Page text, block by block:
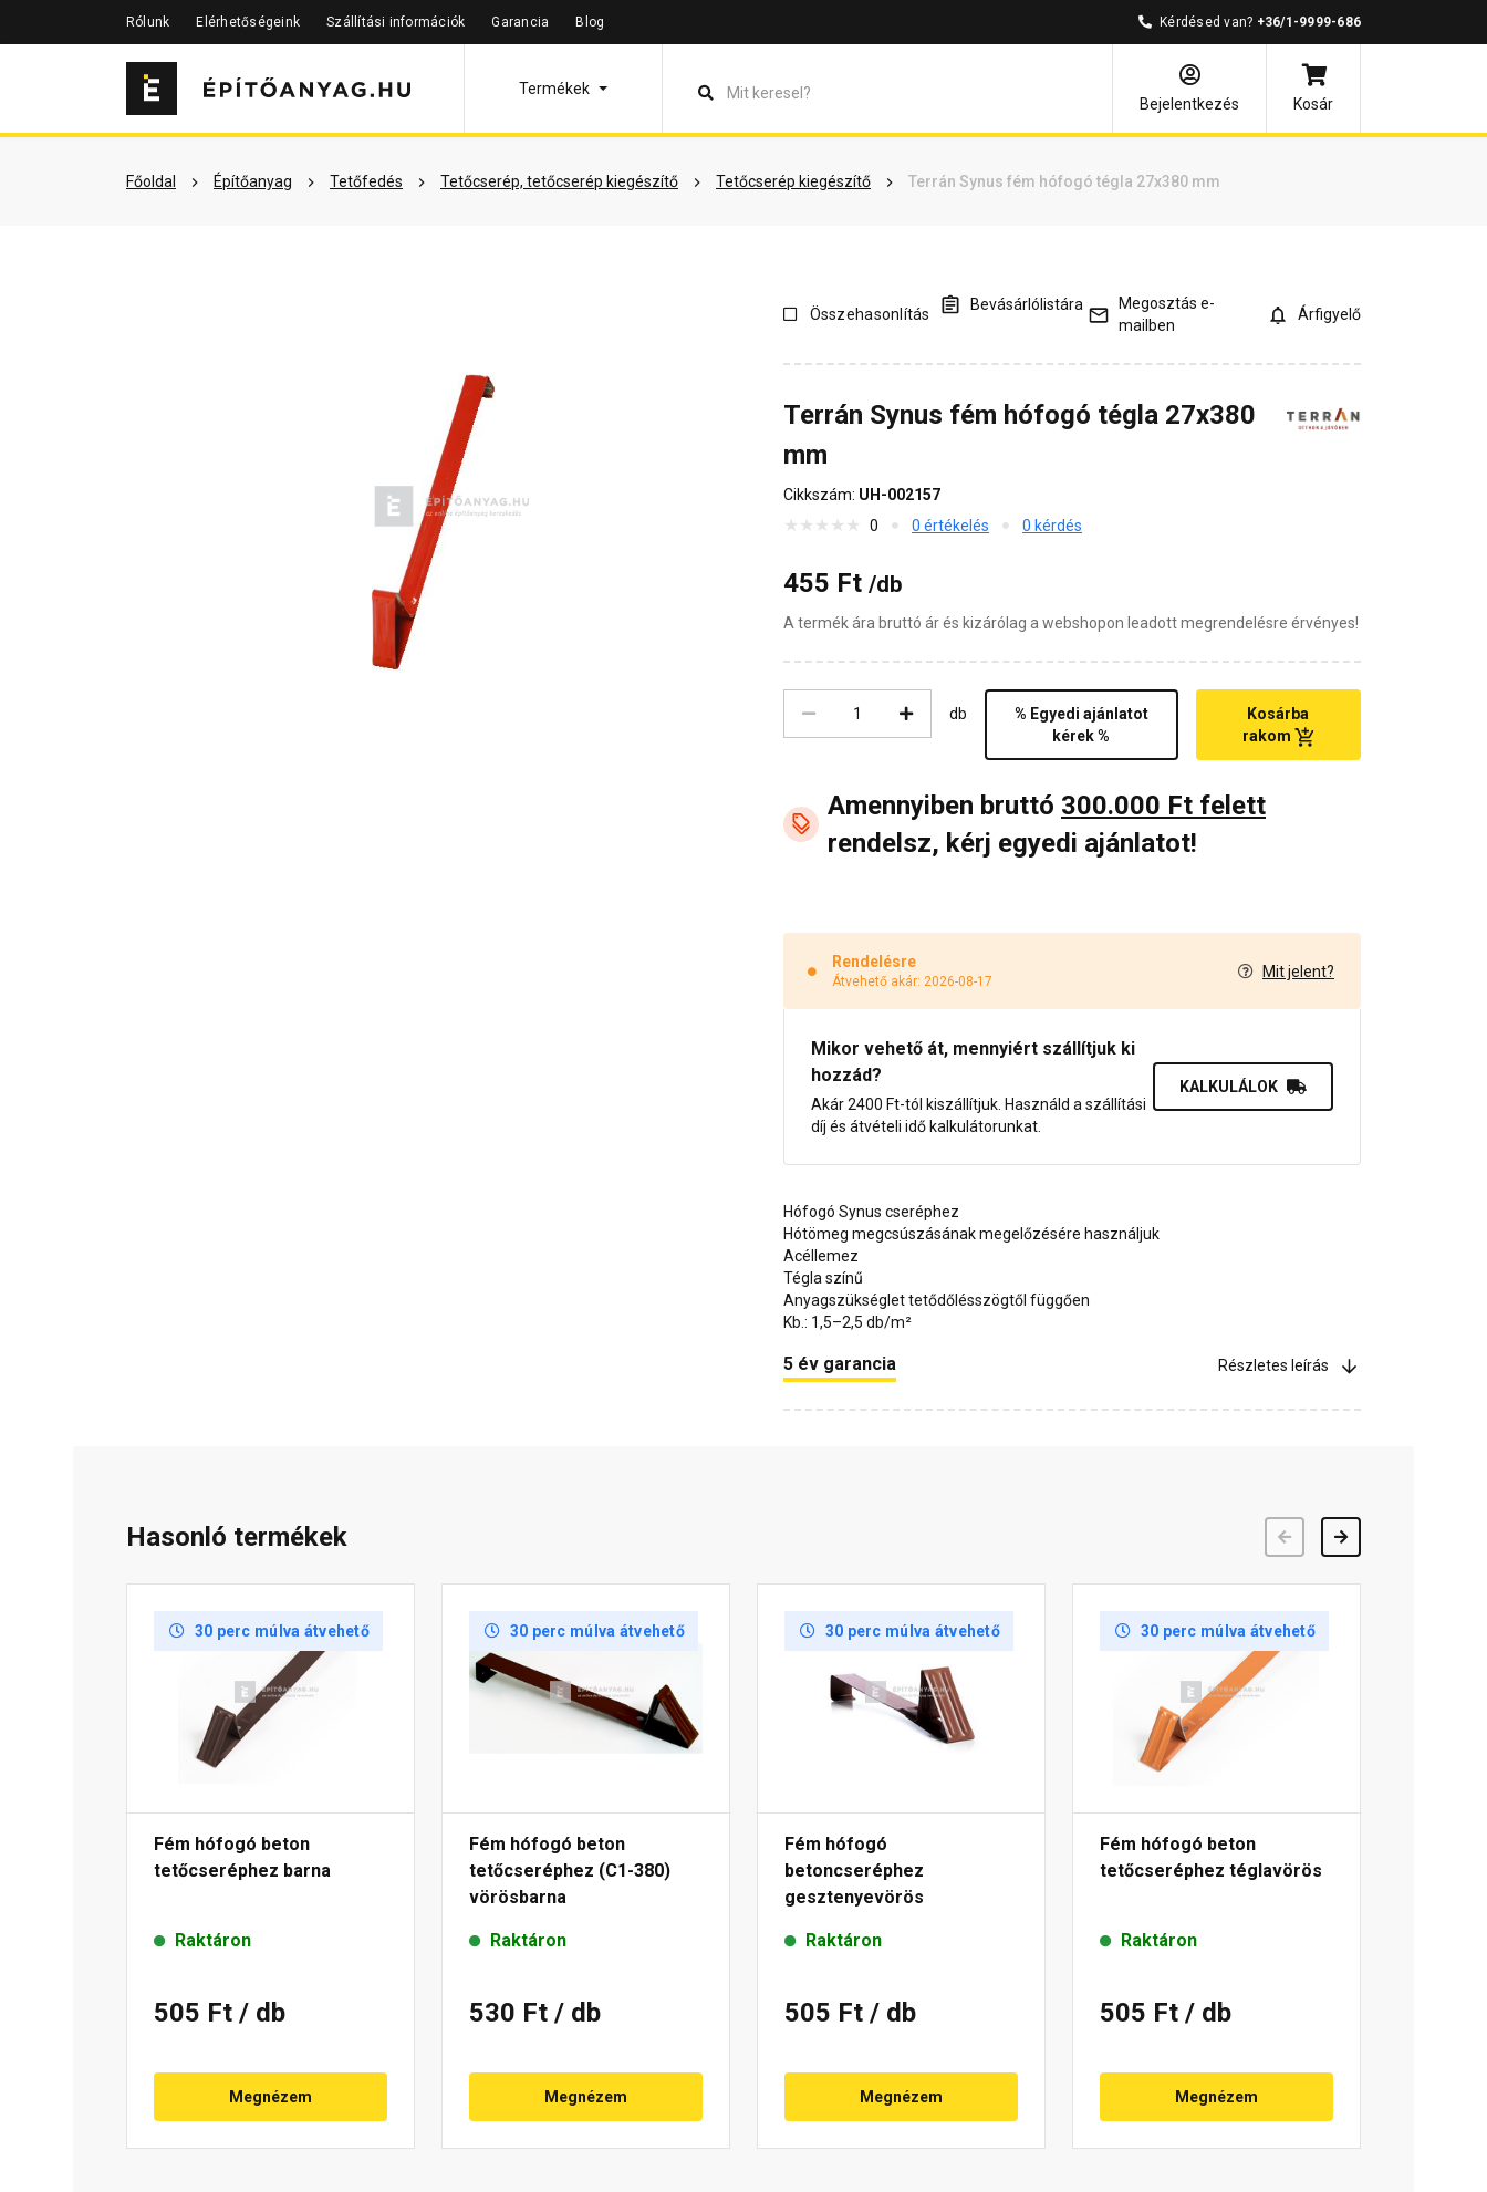
Rólunk Elérhetőségeink Szállítási információk Garancia Blog Kérdésed van? +36/1-9999-686
Termékek
Bejelentkezés
Kosár
Főoldal Építőanyag Tetőfedés Tetőcserép, tetőcserép kiegészítő Tetőcserép kiegészítő Terrán Synus fém hófogó tégla 27x380 mm
Szükséged lehet rá Részletes leírás Termékinformáció Vásárlói vélemények Kérdések és válaszok Kapcsolódó cikkek
Összehasonlítás
Bevásárlólistára
Megosztás e-
mailben
Árfigyelő
Terrán Synus fém hófogó tégla 27x380
mm
Cikkszám: UH-002157
0
0 értékelés 0 kérdés
455 Ft /db
A termék ára bruttó ár és kizárólag a webshopon leadott megrendelésre érvényes!
db
% Egyedi ajánlatot
kérek %
Kosárba
rakom
Amennyiben bruttó 300.000 Ft felett
rendelsz, kérj egyedi ajánlatot!
Rendelésre
Átvehető akár: 2026-08-17
Mit jelent?
Mikor vehető át, mennyiért szállítjuk ki
hozzád?
Akár 2400 Ft-tól kiszállítjuk. Használd a szállítási
díj és átvételi idő kalkulátorunkat.
KALKULÁLOK
Hófogó Synus cseréphez
Hótömeg megcsúszásának megelőzésére használjuk
Acéllemez
Tégla színű
Anyagszükséglet tetődőlésszögtől függően
Kb.: 1,5–2,5 db/m²
5 év garancia Részletes leírás
Hasonló termékek
30 perc múlva átvehető
Fém hófogó beton
tetőcseréphez barna
Raktáron
505 Ft / db
Megnézem
30 perc múlva átvehető
Fém hófogó beton
tetőcseréphez (C1-380)
vörösbarna
Raktáron
530 Ft / db
Megnézem
30 perc múlva átvehető
Fém hófogó
betoncseréphez
gesztenyevörös
Raktáron
505 Ft / db
Megnézem
30 perc múlva átvehető
Fém hófogó beton
tetőcseréphez téglavörös
Raktáron
505 Ft / db
Megnézem